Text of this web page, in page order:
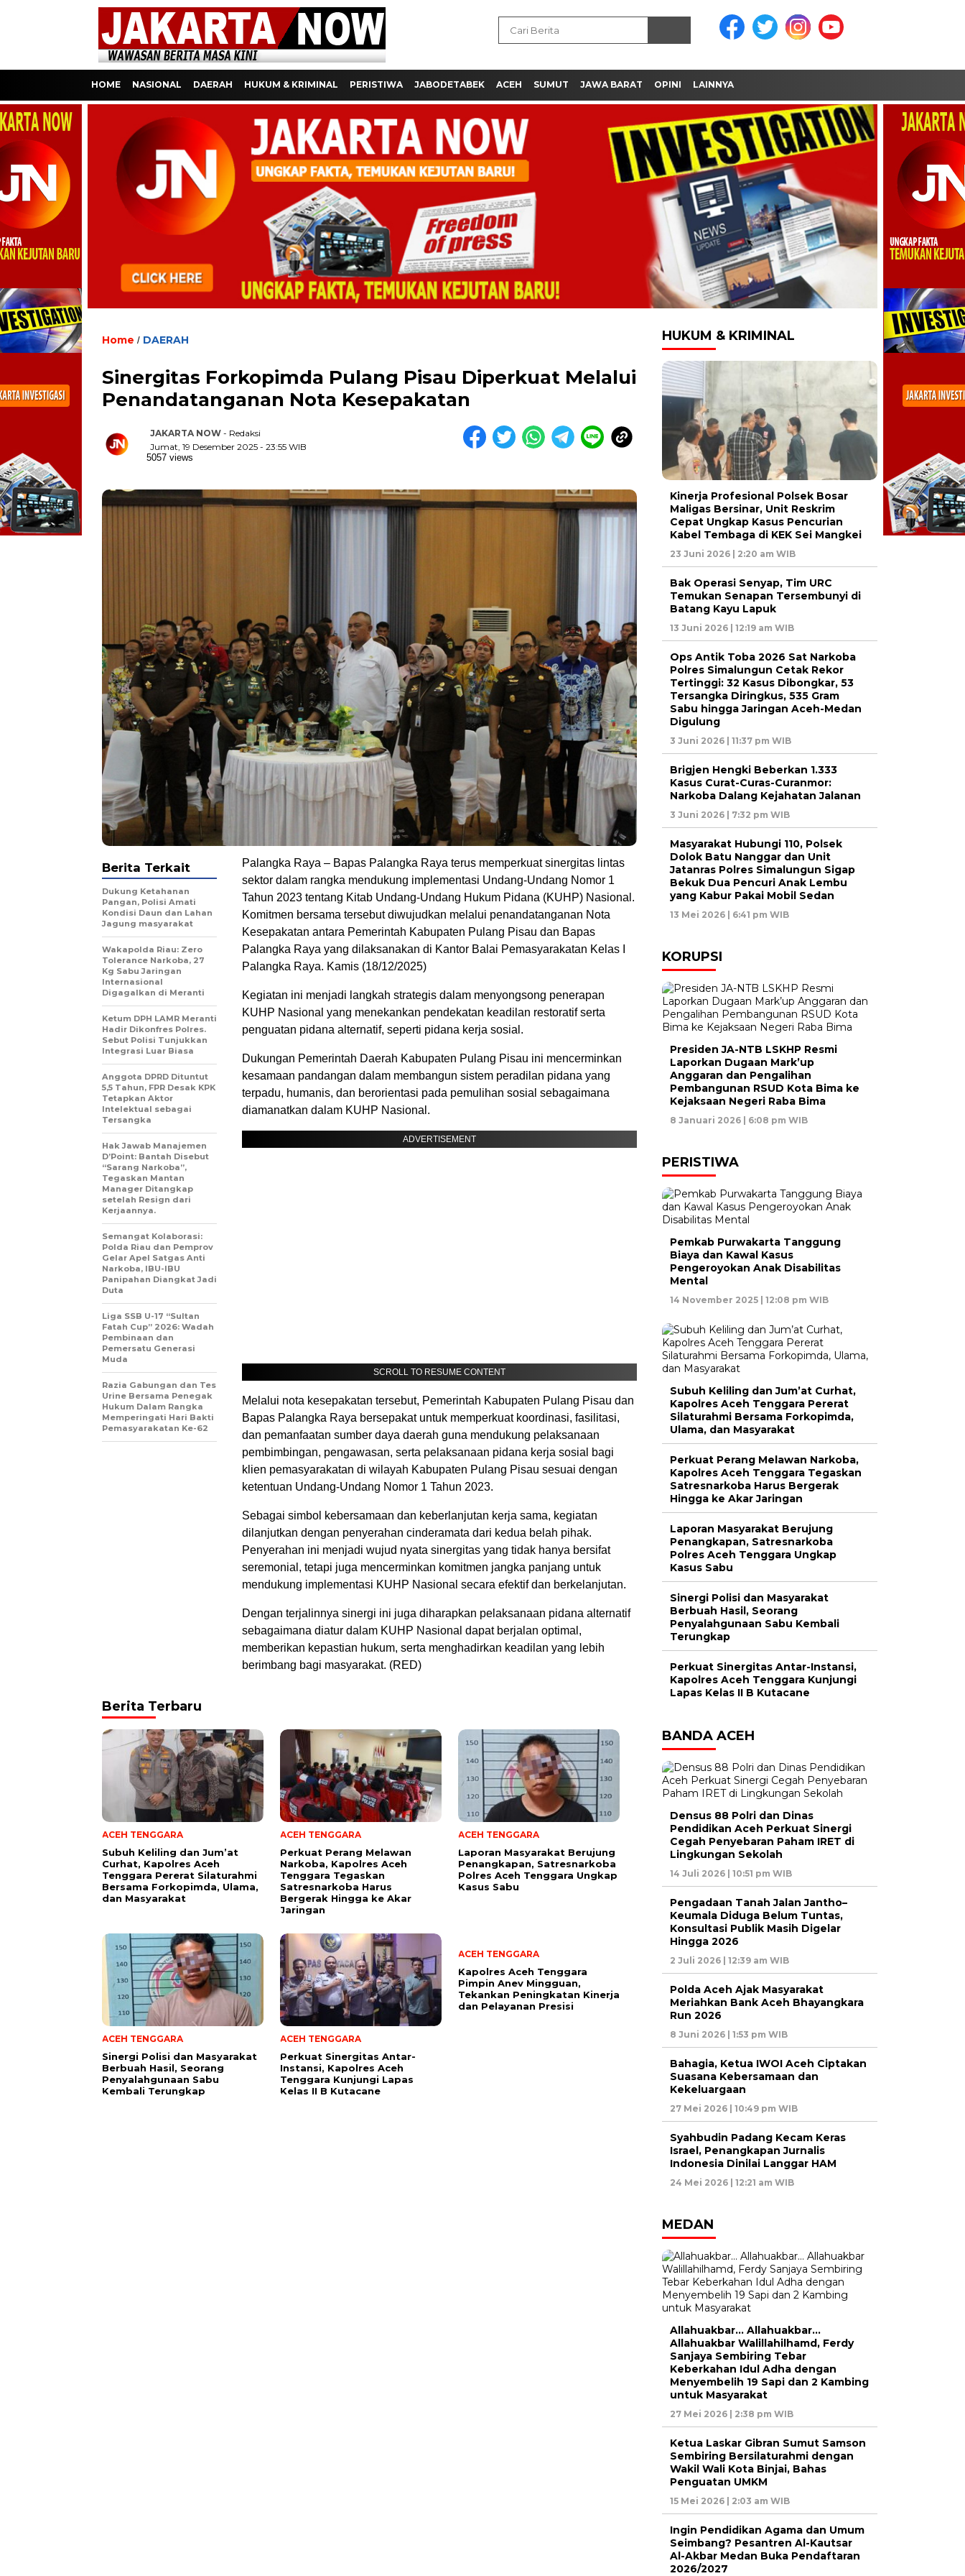
HOME NASIONAL DAERAH HUKUM & KRIMINAL PERISTIWA JABODETABEK ACEH SUMUT JAWA BARAT OPINI LAINNYA
Home / DAERAH
Sinergitas Forkopimda Pulang Pisau Diperkuat Melalui
Penandatanganan Nota Kesepakatan
JAKARTA NOW - Redaksi
Jumat, 19 Desember 2025 - 23:55 WIB
5057 views
Palangka Raya – Bapas Palangka Raya terus memperkuat sinergitas lintas
sektor dalam rangka mendukung implementasi Undang-Undang Nomor 1
Tahun 2023 tentang Kitab Undang-Undang Hukum Pidana (KUHP) Nasional.
Komitmen bersama tersebut diwujudkan melalui penandatanganan Nota
Kesepakatan antara Pemerintah Kabupaten Pulang Pisau dan Bapas
Palangka Raya yang dilaksanakan di Kantor Balai Pemasyarakatan Kelas I
Palangka Raya. Kamis (18/12/2025)
Kegiatan ini menjadi langkah strategis dalam menyongsong penerapan
KUHP Nasional yang menekankan pendekatan keadilan restoratif serta
penguatan pidana alternatif, seperti pidana kerja sosial.
Dukungan Pemerintah Daerah Kabupaten Pulang Pisau ini mencerminkan
kesamaan pandangan dalam membangun sistem peradilan pidana yang
terpadu, humanis, dan berorientasi pada pemulihan sosial sebagaimana
diamanatkan dalam KUHP Nasional.
ADVERTISEMENT
SCROLL TO RESUME CONTENT
Melalui nota kesepakatan tersebut, Pemerintah Kabupaten Pulang Pisau dan
Bapas Palangka Raya bersepakat untuk memperkuat koordinasi, fasilitasi,
dan pemanfaatan sumber daya daerah guna mendukung pelaksanaan
pembimbingan, pengawasan, serta pelaksanaan pidana kerja sosial bagi
klien pemasyarakatan di wilayah Kabupaten Pulang Pisau sesuai dengan
ketentuan Undang-Undang Nomor 1 Tahun 2023.
Sebagai simbol kebersamaan dan keberlanjutan kerja sama, kegiatan
dilanjutkan dengan penyerahan cinderamata dari kedua belah pihak.
Penyerahan ini menjadi wujud nyata sinergitas yang tidak hanya bersifat
seremonial, tetapi juga mencerminkan komitmen jangka panjang untuk
mendukung implementasi KUHP Nasional secara efektif dan berkelanjutan.
Dengan terjalinnya sinergi ini juga diharapkan pelaksanaan pidana alternatif
sebagaimana diatur dalam KUHP Nasional dapat berjalan optimal,
memberikan kepastian hukum, serta menghadirkan keadilan yang lebih
berimbang bagi masyarakat. (RED)
Berita Terkait
Dukung Ketahanan
Pangan, Polisi Amati
Kondisi Daun dan Lahan
Jagung masyarakat
Wakapolda Riau: Zero
Tolerance Narkoba, 27
Kg Sabu Jaringan
Internasional
Digagalkan di Meranti
Ketum DPH LAMR Meranti
Hadir Dikonfres Polres.
Sebut Polisi Tunjukkan
Integrasi Luar Biasa
Anggota DPRD Dituntut
5,5 Tahun, FPR Desak KPK
Tetapkan Aktor
Intelektual sebagai
Tersangka
Hak Jawab Manajemen
D’Point: Bantah Disebut
“Sarang Narkoba”,
Tegaskan Mantan
Manager Ditangkap
setelah Resign dari
Kerjaannya.
Semangat Kolaborasi:
Polda Riau dan Pemprov
Gelar Apel Satgas Anti
Narkoba, IBU-IBU
Panipahan Diangkat Jadi
Duta
Liga SSB U-17 “Sultan
Fatah Cup” 2026: Wadah
Pembinaan dan
Pemersatu Generasi
Muda
Razia Gabungan dan Tes
Urine Bersama Penegak
Hukum Dalam Rangka
Memperingati Hari Bakti
Pemasyarakatan Ke-62
Berita Terbaru
ACEH TENGGARA
Subuh Keliling dan Jum’at
Curhat, Kapolres Aceh
Tenggara Pererat Silaturahmi
Bersama Forkopimda, Ulama,
dan Masyarakat
ACEH TENGGARA
Perkuat Perang Melawan
Narkoba, Kapolres Aceh
Tenggara Tegaskan
Satresnarkoba Harus
Bergerak Hingga ke Akar
Jaringan
ACEH TENGGARA
Laporan Masyarakat Berujung
Penangkapan, Satresnarkoba
Polres Aceh Tenggara Ungkap
Kasus Sabu
ACEH TENGGARA
Sinergi Polisi dan Masyarakat
Berbuah Hasil, Seorang
Penyalahgunaan Sabu
Kembali Terungkap
ACEH TENGGARA
Perkuat Sinergitas Antar-
Instansi, Kapolres Aceh
Tenggara Kunjungi Lapas
Kelas II B Kutacane
ACEH TENGGARA
Kapolres Aceh Tenggara
Pimpin Anev Mingguan,
Tekankan Peningkatan Kinerja
dan Pelayanan Presisi
HUKUM & KRIMINAL
Kinerja Profesional Polsek Bosar
Maligas Bersinar, Unit Reskrim
Cepat Ungkap Kasus Pencurian
Kabel Tembaga di KEK Sei Mangkei
23 Juni 2026 | 2:20 am WIB
Bak Operasi Senyap, Tim URC
Temukan Senapan Tersembunyi di
Batang Kayu Lapuk
13 Juni 2026 | 12:19 am WIB
Ops Antik Toba 2026 Sat Narkoba
Polres Simalungun Cetak Rekor
Tertinggi: 32 Kasus Dibongkar, 53
Tersangka Diringkus, 535 Gram
Sabu hingga Jaringan Aceh-Medan
Digulung
3 Juni 2026 | 11:37 pm WIB
Brigjen Hengki Beberkan 1.333
Kasus Curat-Curas-Curanmor:
Narkoba Dalang Kejahatan Jalanan
3 Juni 2026 | 7:32 pm WIB
Masyarakat Hubungi 110, Polsek
Dolok Batu Nanggar dan Unit
Jatanras Polres Simalungun Sigap
Bekuk Dua Pencuri Anak Lembu
yang Kabur Pakai Mobil Sedan
13 Mei 2026 | 6:41 pm WIB
KORUPSI
Presiden JA-NTB LSKHP Resmi
Laporkan Dugaan Mark’up
Anggaran dan Pengalihan
Pembangunan RSUD Kota Bima ke
Kejaksaan Negeri Raba Bima
8 Januari 2026 | 6:08 pm WIB
PERISTIWA
Pemkab Purwakarta Tanggung
Biaya dan Kawal Kasus
Pengeroyokan Anak Disabilitas
Mental
14 November 2025 | 12:08 pm WIB
Subuh Keliling dan Jum’at Curhat,
Kapolres Aceh Tenggara Pererat
Silaturahmi Bersama Forkopimda,
Ulama, dan Masyarakat
Perkuat Perang Melawan Narkoba,
Kapolres Aceh Tenggara Tegaskan
Satresnarkoba Harus Bergerak
Hingga ke Akar Jaringan
Laporan Masyarakat Berujung
Penangkapan, Satresnarkoba
Polres Aceh Tenggara Ungkap
Kasus Sabu
Sinergi Polisi dan Masyarakat
Berbuah Hasil, Seorang
Penyalahgunaan Sabu Kembali
Terungkap
Perkuat Sinergitas Antar-Instansi,
Kapolres Aceh Tenggara Kunjungi
Lapas Kelas II B Kutacane
BANDA ACEH
Densus 88 Polri dan Dinas
Pendidikan Aceh Perkuat Sinergi
Cegah Penyebaran Paham IRET di
Lingkungan Sekolah
14 Juli 2026 | 10:51 pm WIB
Pengadaan Tanah Jalan Jantho–
Keumala Diduga Belum Tuntas,
Konsultasi Publik Masih Digelar
Hingga 2026
2 Juli 2026 | 12:39 am WIB
Polda Aceh Ajak Masyarakat
Meriahkan Bank Aceh Bhayangkara
Run 2026
8 Juni 2026 | 1:53 pm WIB
Bahagia, Ketua IWOI Aceh Ciptakan
Suasana Kebersamaan dan
Kekeluargaan
27 Mei 2026 | 10:49 pm WIB
Syahbudin Padang Kecam Keras
Israel, Penangkapan Jurnalis
Indonesia Dinilai Langgar HAM
24 Mei 2026 | 12:21 am WIB
MEDAN
Allahuakbar… Allahuakbar…
Allahuakbar Walillahilhamd, Ferdy
Sanjaya Sembiring Tebar
Keberkahan Idul Adha dengan
Menyembelih 19 Sapi dan 2 Kambing
untuk Masyarakat
27 Mei 2026 | 2:38 pm WIB
Ketua Laskar Gibran Sumut Samson
Sembiring Bersilaturahmi dengan
Wakil Wali Kota Binjai, Bahas
Penguatan UMKM
15 Mei 2026 | 2:03 am WIB
Ingin Pendidikan Agama dan Umum
Seimbang? Pesantren Al-Kautsar
Al-Akbar Medan Buka Pendaftaran
2026/2027